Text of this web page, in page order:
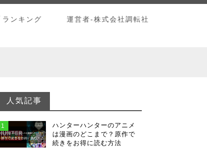
ランキング 運営者-株式会社調転社
人気記事
1
ハンターハンターのアニメ
は漫画のどこまで？原作で
続きをお得に読む方法